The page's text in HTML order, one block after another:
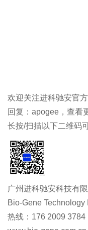
欢迎关注进科驰安官
回复：apogee，查看
长按/扫描以下二维码
广州进科驰安科技有
Bio-Gene Technology
热线：176 2009 3784